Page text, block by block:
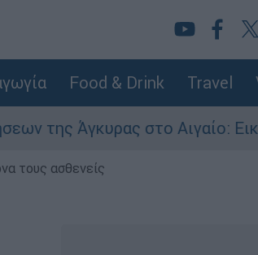
Food & Drink Travel
στο Αιγαίο: Εικονική
τους ασθενείς